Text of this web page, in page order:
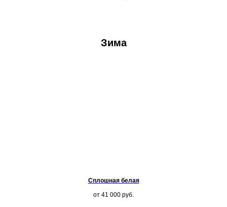
Зима
Сплошная белая
от 41 000 руб.